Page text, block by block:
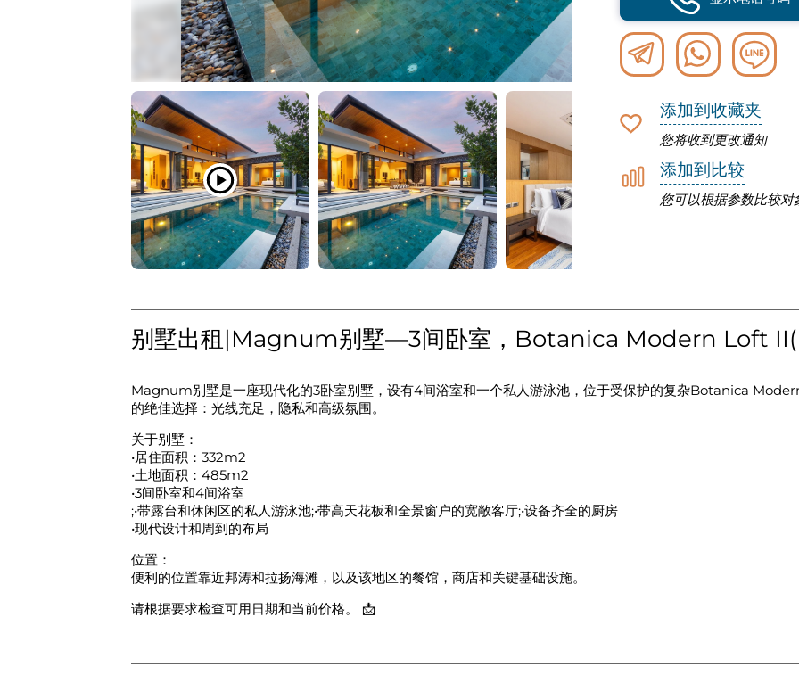
添加到收藏夹
您将收到更改通知
添加到比较
您可以根据参数比较对
别墅出租|Magnum别墅—3间卧室，Botanica Modern Loft
Magnum别墅是一座现代化的3卧室别墅，设有4间浴室和一个私人游泳池，位于受保护的复杂Botanica
的绝佳选择：光线充足，隐私和高级氛围。
关于别墅：
•居住面积：332m2
•土地面积：485m2
•3间卧室和4间浴室
;•带露台和休闲区的私人游泳池;•带高天花板和全景窗户的宽敞客厅;•设备齐全的厨房
•现代设计和周到的布局
位置：
便利的位置靠近邦涛和拉扬海滩，以及该地区的餐馆，商店和关键基础设施。
请根据要求检查可用日期和当前价格。 📩